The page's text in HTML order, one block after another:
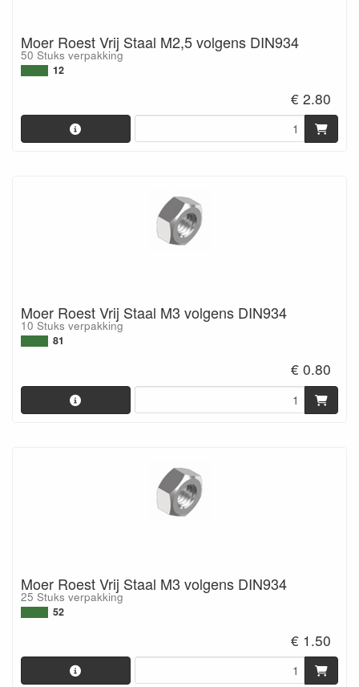
Moer Roest Vrij Staal M2,5 volgens DIN934
50 Stuks verpakking
12
€ 2.80
Moer Roest Vrij Staal M3 volgens DIN934
10 Stuks verpakking
81
€ 0.80
Moer Roest Vrij Staal M3 volgens DIN934
25 Stuks verpakking
52
€ 1.50